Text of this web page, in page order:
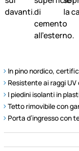
In pino nordico,
Resistente ai raggi
I piedini isolanti in
Tetto rimovibile con
Porta d’ingresso con